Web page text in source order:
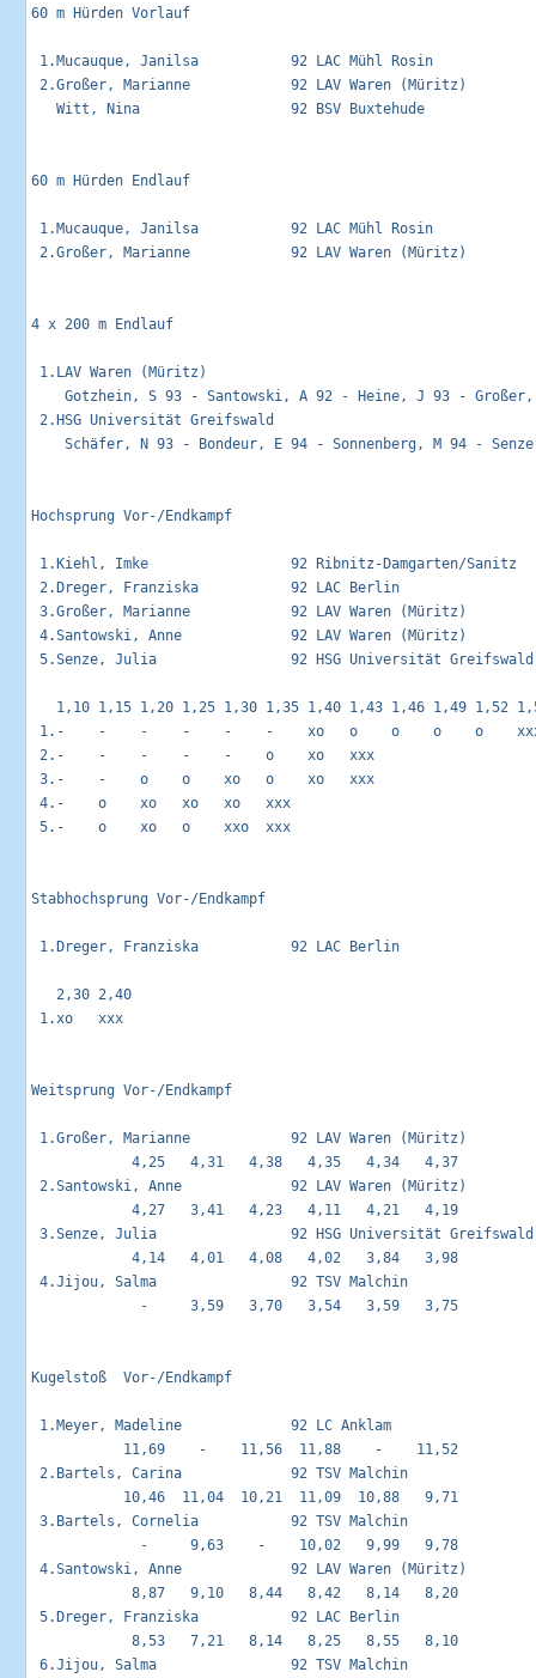
60 m Hürden Vorlauf
1.Mucauque, Janilsa           92 LAC Mühl Rosin
2.Großer, Marianne            92 LAV Waren
Witt, Nina                  92 BSV Buxtehude
60 m Hürden Endlauf
1.Mucauque, Janilsa           92 LAC Mühl Rosin
2.Großer, Marianne            92 LAV Waren (Müritz)
4 x 200 m Endlauf
1.LAV Waren (Müritz)
Gotzhein, S 93 - Santowski, A 92 - Heine, J 93 -
2.HSG Universität Greifswald
Schäfer, N 93 - Bondeur, E 94 - Sonnenberg, M 94 -
Hochsprung Vor-/Endkampf
1.Kiehl, Imke                 92 Ribnitz-Damgarten/
2.Dreger, Franziska           92 LAC Berlin
3.Großer, Marianne            92 LAV Waren (Müritz)
4.Santowski, Anne             92 LAV Waren (Müritz)
5.Senze, Julia                92 HSG Universität
1,10 1,15 1,20 1,25 1,30 1,35 1,40 1,43 1,46 1,49 1,52
1.-    -    -    -    -    -    xo   o    o    o    o
2.-    -    -    -    -    o    xo
3.-    -    o    o    xo   o    xo
4.-    o    xo   xo   xo
5.-    o    xo   o    xxo
Stabhochsprung Vor-/Endkampf
1.Dreger, Franziska           92 LAC Berlin
   2,30 2,40
1.xo   xxx
Weitsprung Vor-/Endkampf
1.Großer, Marianne            92 LAV Waren
            4,25   4,31   4,38   4,35   4,34   4,37
2.Santowski, Anne             92 LAV Waren
            4,27   3,41   4,23   4,11   4,21   4,19
3.Senze, Julia                92 HSG Universität
            4,14   4,01   4,08   4,02   3,84   3,98
4.Jijou, Salma                92 TSV Malchin
             -     3,59   3,70   3,54   3,59   3,75
Kugelstoß  Vor-/Endkampf
1.Meyer, Madeline             92 LC Anklam
           11,69    -    11,56  11,88    -    11,52
2.Bartels, Carina             92 TSV Malchin
           10,46  11,04  10,21  11,09  10,88   9,71
3.Bartels, Cornelia           92 TSV Malchin
             -     9,63    -    10,02   9,99   9,78
4.Santowski, Anne             92 LAV Waren (Müritz)
            8,87   9,10   8,44   8,42   8,14   8,20
5.Dreger, Franziska           92 LAC Berlin
            8,53   7,21   8,14   8,25   8,55   8,10
6.Jijou, Salma                92 TSV Malchin